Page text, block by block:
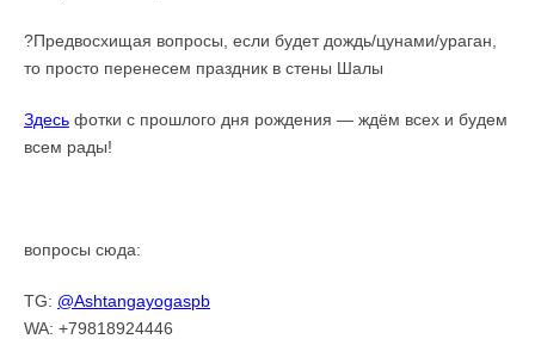
?Предвосхищая вопросы, если будет дождь/цунами/ураган,
то просто перенесем праздник в стены Шалы
Здесь фотки с прошлого дня рождения — ждём всех и будем
всем рады!
вопросы сюда:
TG: @Ashtangayogaspb
WA: +79818924446